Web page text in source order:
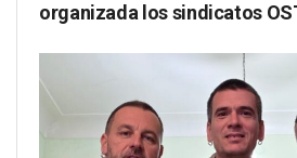
organizada los sindicatos